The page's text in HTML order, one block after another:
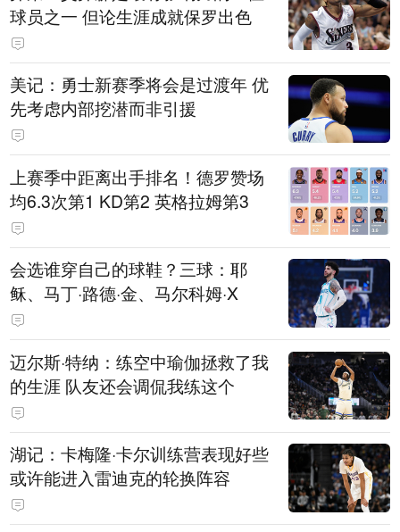
球员之一 但论生涯成就保罗出色
美记：勇士新赛季将会是过渡年 优
先考虑内部挖潜而非引援
上赛季中距离出手排名！德罗赞场
均6.3次第1 KD第2 英格拉姆第3
会选谁穿自己的球鞋？三球：耶
稣、马丁·路德·金、马尔科姆·X
迈尔斯·特纳：练空中瑜伽拯救了我
的生涯 队友还会调侃我练这个
湖记：卡梅隆·卡尔训练营表现好些
或许能进入雷迪克的轮换阵容